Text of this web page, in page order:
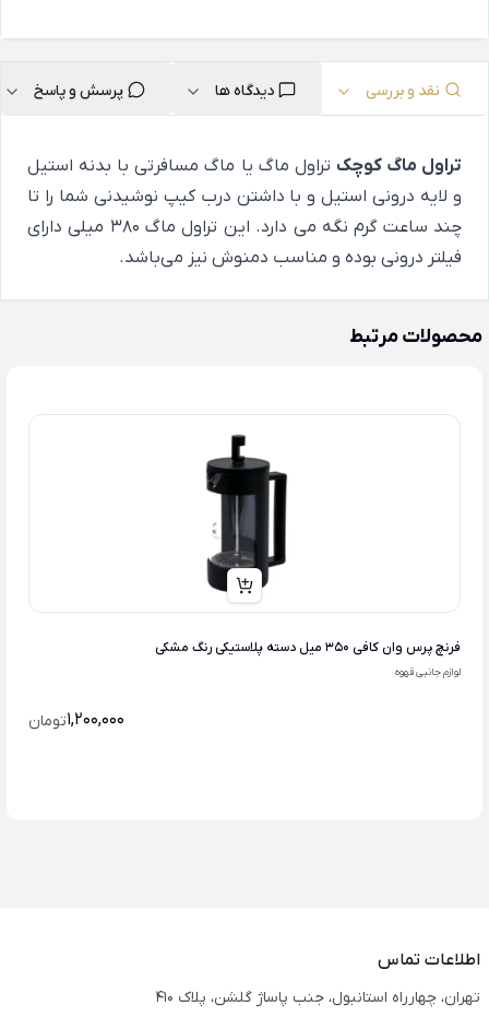
نقد و بررسی دیدگاه ها پرسش و پاسخ
تراول ماگ کوچک تراول ماگ یا ماگ مسافرتی با بدنه استیل
و لایه درونی استیل و با داشتن درب کیپ نوشیدنی شما را تا
چند ساعت گرم نگه می دارد. این تراول ماگ 380 میلی دارای
فیلتر درونی بوده و مناسب دمنوش نیز می‌باشد.
محصولات مرتبط
فرنچ پرس وان کافی 350 میل دسته پلاستیکی رنگ مشکی
لوازم جانبی قهوه
1,200,000تومان
اطلاعات تماس
تهران، چهارراه استانبول، جنب پاساژ گلشن، پلاک 410